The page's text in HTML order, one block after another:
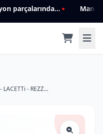
Mannlich: Filtre ve ön süspansiyon parçalarında genişleyen ürün yelpazesiyle kalite ve güven.
WY 303 OPEL VECTRA - ASTRA - KALOS - LACETTi - REZZO 650 401 Yağ Filtresi